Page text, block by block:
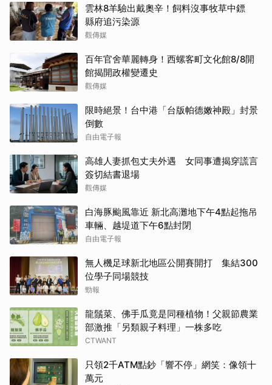
雲林8羊驗出戴奧辛！飼料沒事牧草中鏢
縣府追污染源
觀傳媒
百年官舍華麗轉身！西螺客町文化館8/8開
館揭開政權變遷史
觀傳媒
限時絕景！台中港「台版帕德嫩神殿」封景
倒數
自由電子報
高雄人妻抓包丈夫外遇 女同事遭揭穿謊言
簽切結書退場
觀傳媒
白海豚颱風靠近 新北高灘地下午4點起拖吊
車輛、越堤道下午6點封閉
自由電子報
無人機足球新北地區公開賽開打 集結300
位學子同場競技
勁報
龍鬚菜、佛手瓜竟是同種植物！父親節農業
部激推「另類親子料理」一株多吃
CTWANT
只領2千ATM點鈔「響不停」網笑：像領十
萬元